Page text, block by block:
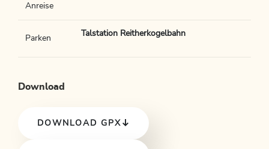
Anreise
Parken
Talstation Reitherkogelbahn
Download
DOWNLOAD GPX